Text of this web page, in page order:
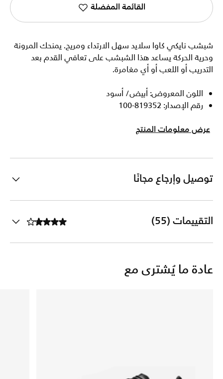
القائمة المفضلة
شبشب نايكي كاوا سلايد سهل الارتداء ومريح. يمنحك المرونة
وحرية الحركة يساعد هذا الشبشب على تعافي القدم بعد
التدريب أو اللعب أو أي مغامرة.
اللون المعروض: أبيض/ أسود
رقم الإصدار: 819352-100
عرض معلومات المنتج
توصيل وإرجاع مجانًا
التقييمات (55)
عادة ما يُشترى مع